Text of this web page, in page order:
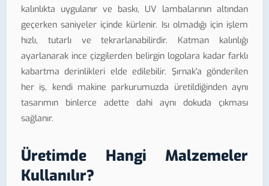
kalınlıkta uygulanır ve baskı, UV lambalarının altından
geçerken saniyeler içinde kürlenir. Isı olmadığı için işlem
hızlı, tutarlı ve tekrarlanabilirdir. Katman kalınlığı
ayarlanarak ince çizgilerden belirgin logolara kadar farklı
kabartma derinlikleri elde edilebilir. Şırnak'a gönderilen
her iş, kendi makine parkurumuzda üretildiğinden aynı
tasarımın binlerce adette dahi aynı dokuda çıkması
sağlanır.
Üretimde Hangi Malzemeler
Kullanılır?